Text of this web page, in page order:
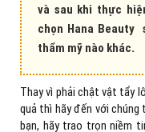
và sau khi thực
chọn Hana
thẩm mỹ nào khác.
Thay vì phải chật vật tẩy
quả thì hãy đến với chúng
bạn, hãy trao trọn niềm